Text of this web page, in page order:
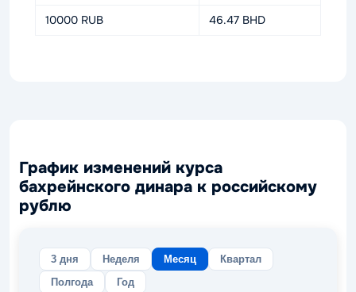
10000 RUB 46.47 BHD
График изменений курса
бахрейнского динара к российскому
рублю
3 дня Неделя Месяц
Квартал
Полгода
Год